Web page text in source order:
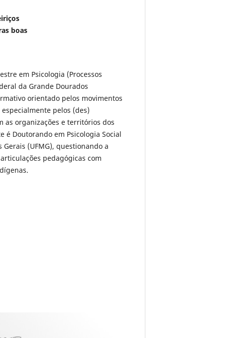
boas
em Psicologia (Processos
da Grande Dourados
orientado pelos movimentos
pelos (des)
as organizações e territórios dos
é Doutorando em Psicologia Social
(UFMG), questionando a
pedagógicas com